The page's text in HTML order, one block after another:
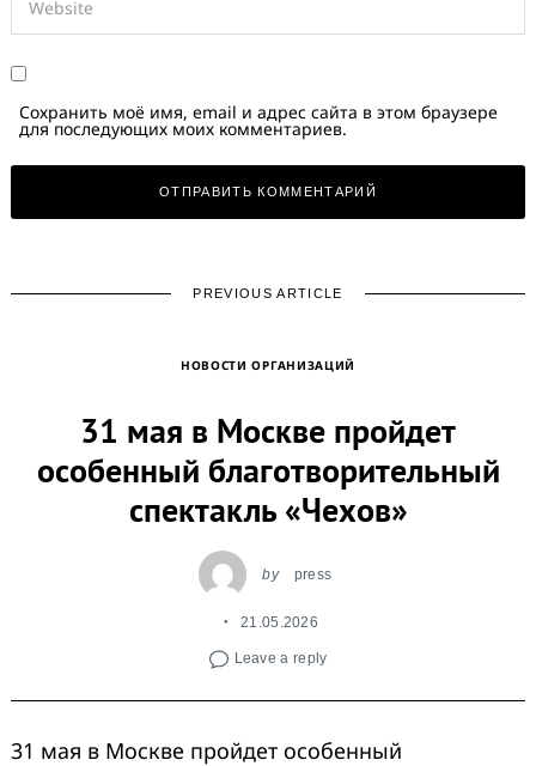
Сохранить моё имя, email и адрес сайта в этом браузере
для последующих моих комментариев.
PREVIOUS ARTICLE
НОВОСТИ ОРГАНИЗАЦИЙ
31 мая в Москве пройдет
особенный благотворительный
спектакль «Чехов»
by press
21.05.2026
Leave a reply
31 мая в Москве пройдет особенный